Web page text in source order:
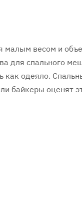
весом и
для спального
как одеяло.
байкеры оценят